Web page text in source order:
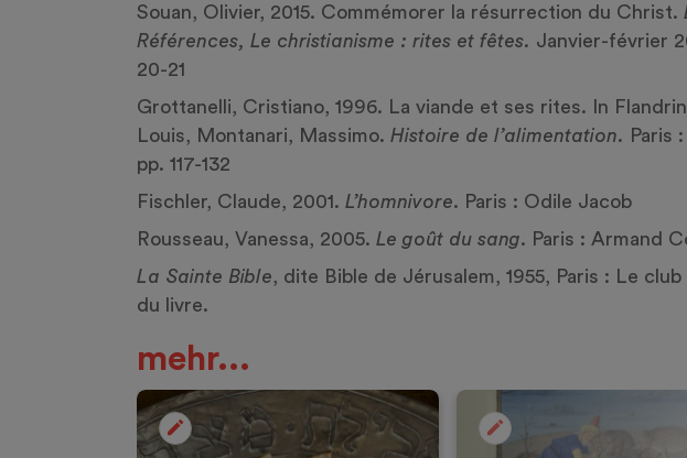
Souan, Olivier, 2015. Commémorer la résurrection du Christ.
Références, Le christianisme : rites et fêtes. Janvier-février
20-21
Grottanelli, Cristiano, 1996. La viande et ses rites. In
Louis, Montanari, Massimo. Histoire de l’alimentation.
Paris
pp. 117-132
Fischler, Claude, 2001. L’homnivore. Paris : Odile Jacob
Rousseau, Vanessa, 2005. Le goût du sang. Paris : Armand
La Sainte Bible, dite Bible de Jérusalem, 1955, Paris : Le
du livre.
mehr...